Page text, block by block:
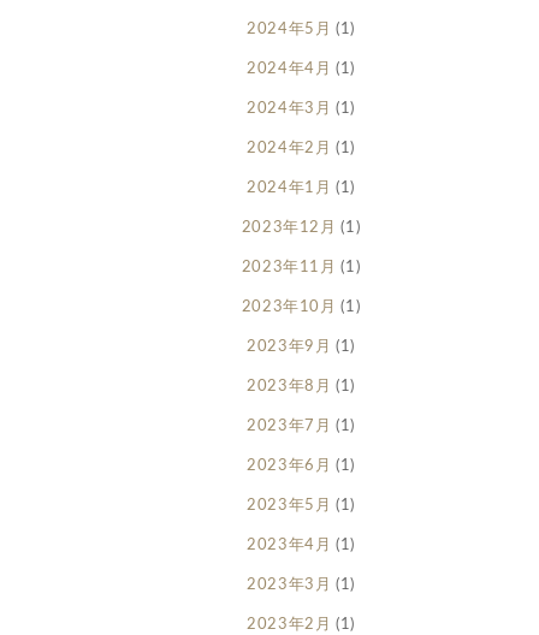
2024年5月 (1)
2024年4月 (1)
2024年3月 (1)
2024年2月 (1)
2024年1月 (1)
2023年12月 (1)
2023年11月 (1)
2023年10月 (1)
2023年9月 (1)
2023年8月 (1)
2023年7月 (1)
2023年6月 (1)
2023年5月 (1)
2023年4月 (1)
2023年3月 (1)
2023年2月 (1)